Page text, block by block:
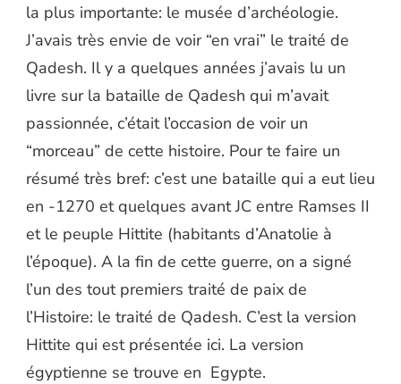
la plus importante: le musée d’archéologie.
J’avais très envie de voir “en vrai” le traité de
Qadesh. Il y a quelques années j’avais lu un
livre sur la bataille de Qadesh qui m’avait
passionnée, c’était l’occasion de voir un
“morceau” de cette histoire. Pour te faire un
résumé très bref: c’est une bataille qui a eut lieu
en -1270 et quelques avant JC entre Ramses II
et le peuple Hittite (habitants d’Anatolie à
l’époque). A la fin de cette guerre, on a signé
l’un des tout premiers traité de paix de
l’Histoire: le traité de Qadesh. C’est la version
Hittite qui est présentée ici. La version
égyptienne se trouve en Egypte.